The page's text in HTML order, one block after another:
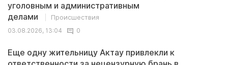
уголовным и административным
делами
Происшествия
03.08.2026, 13:04
0
Еще одну жительницу Актау привлекли к